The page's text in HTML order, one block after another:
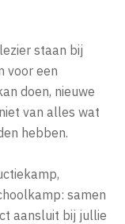
staan bij
voor een
doen, nieuwe
van alles wat
hebben.
samen
aansluit bij jullie